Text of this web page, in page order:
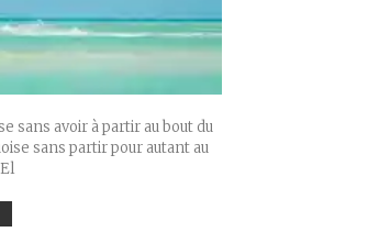
sans avoir à partir au bout du
sans partir pour autant au